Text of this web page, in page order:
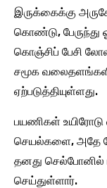
இருக்கைக்கு
கொண்டு, பேருந்து
கொஞ்சிப் பேசி
சமூக
ஏற்படுத்தியுள்ளது.
பயணிகள்
செயல்களை, அதே
தனது செல்போனில்
செய்துள்ளார்.